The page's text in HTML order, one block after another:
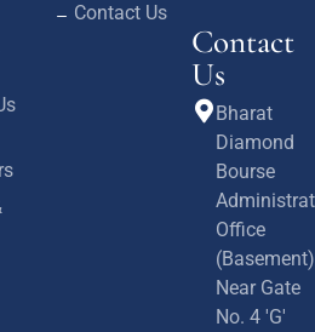
Contact Us
Contact
Us
Bharat
Diamond
Bourse
Office
(Basement)
Near Gate
No. 4 'G'